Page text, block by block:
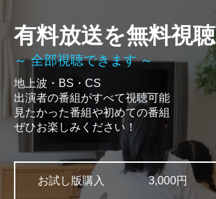
有料放送を無料視聴
～ 全部視聴できます ～
地上波・BS・CS
出演者の番組がすべて視聴可能
見たかった番組や初めての番組
ぜひお楽しみください！
お試し版購入 3,000円